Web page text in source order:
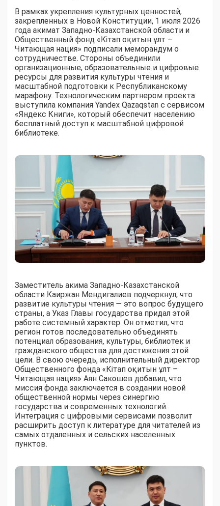
В рамках укрепления культурных ценностей,
закрепленных в Новой Конституции, 1 июля 2026
года акимат Западно-Казахстанской области и
Общественный фонд «Кітап оқитын ұлт –
Читающая нация» подписали меморандум о
сотрудничестве. Стороны объединили
организационные, образовательные и цифровые
ресурсы для развития культуры чтения и
масштабной подготовки к Республиканскому
марафону. Технологическим партнером проекта
выступила компания Yandex Qazaqstan с сервисом
«Яндекс Книги», который обеспечит населению
бесплатный доступ к масштабной цифровой
библиотеке.
Заместитель акима Западно-Казахстанской
области Каиржан Мендигалиев подчеркнул, что
развитие культуры чтения — это вопрос будущего
страны, а Указ Главы государства придал этой
работе системный характер. Он отметил, что
регион готов последовательно объединять
потенциал образования, культуры, библиотек и
гражданского общества для достижения этой
цели. В свою очередь, исполнительный директор
Общественного фонда «Кітап оқитын ұлт –
Читающая нация» Аян Сакошев добавил, что
миссия фонда заключается в создании новой
общественной нормы через синергию
государства и современных технологий.
Интеграция с цифровыми сервисами позволит
расширить доступ к литературе для читателей из
самых отдаленных и сельских населенных
пунктов.